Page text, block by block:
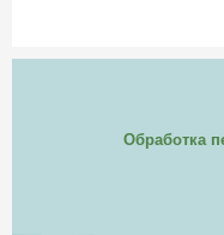
Обработка